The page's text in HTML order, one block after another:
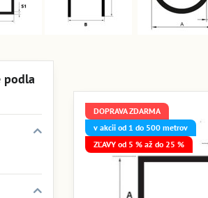
DOPRAVA ZDARMA
v akcii od 1 do 500 metrov
ZĽAVY od 5 % až do 25 %
podla